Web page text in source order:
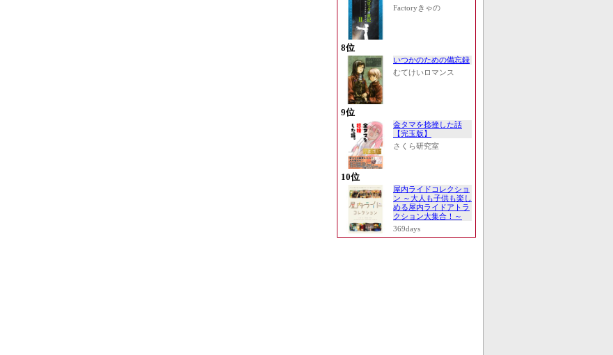
Factoryきゃの
8位
いつかのための備忘録
むてけいロマンス
9位
金タマを捻挫した話
【完玉版】
さくら研究室
10位
屋内ライドコレクショ
ン ～大人も子供も楽し
める屋内ライドアトラ
クション大集合！～
369days